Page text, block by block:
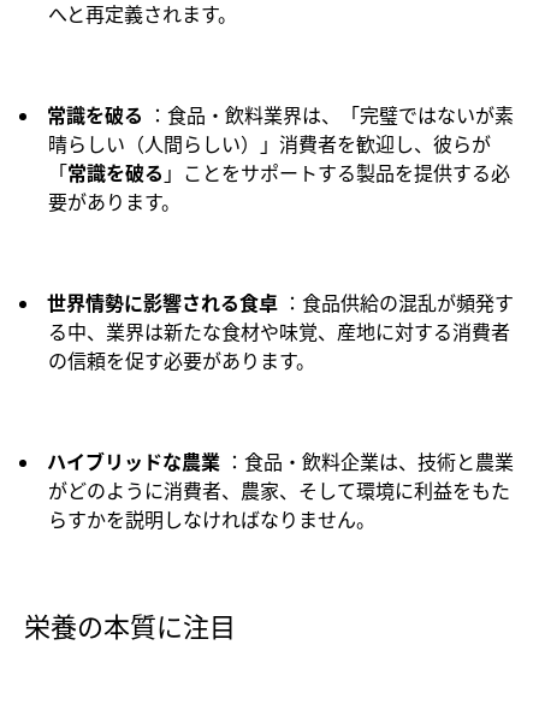
へと再定義されます。
常識を破る ：食品・飲料業界は、「完璧ではないが素
晴らしい（人間らしい）」消費者を歓迎し、彼らが
「常識を破る 」ことをサポートする製品を提供する必
要があります。
世界情勢に影響される食卓 ：食品供給の混乱が頻発す
る中、業界は新たな食材や味覚、産地に対する消費者
の信頼を促す必要があります。
ハイブリッドな農業 ：食品・飲料企業は、技術と農業
がどのように消費者、農家、そして環境に利益をもた
らすかを説明しなければなりません。
栄養の本質に注目